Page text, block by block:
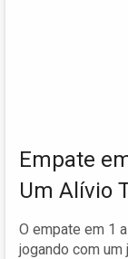
Empate
Um Alívio
O empate em 1
jogando com